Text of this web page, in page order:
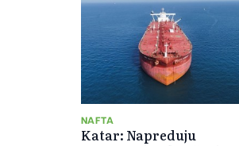
NAFTA
Katar: Napreduju